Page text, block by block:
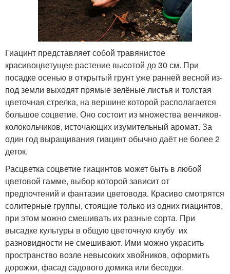
Гиацинт представляет собой травянистое
красивоцветущее растение высотой до 30 см. При
посадке осенью в открытый грунт уже ранней весной из-
под земли выходят прямые зелёные листья и толстая
цветочная стрелка, на вершине которой располагается
большое соцветие. Оно состоит из множества венчиков-
колокольчиков, источающих изумительный аромат. За
один год выращивания гиацинт обычно даёт не более 2
деток.
Расцветка соцветие гиацинтов может быть в любой
цветовой гамме, выбор которой зависит от
предпочтений и фантазии цветовода. Красиво смотрятся
солитерные группы, стоящие только из одних гиацинтов,
при этом можно смешивать их разные сорта. При
высадке культуры в общую цветочную клубу их
разновидности не смешивают. Ими можно украсить
пространство возле невысоких хвойников, оформить
дорожки, фасад садового домика или беседки.